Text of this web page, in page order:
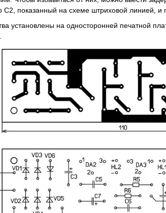
С2, показанный на схеме штриховой линией,
установлены на односторонней печатной